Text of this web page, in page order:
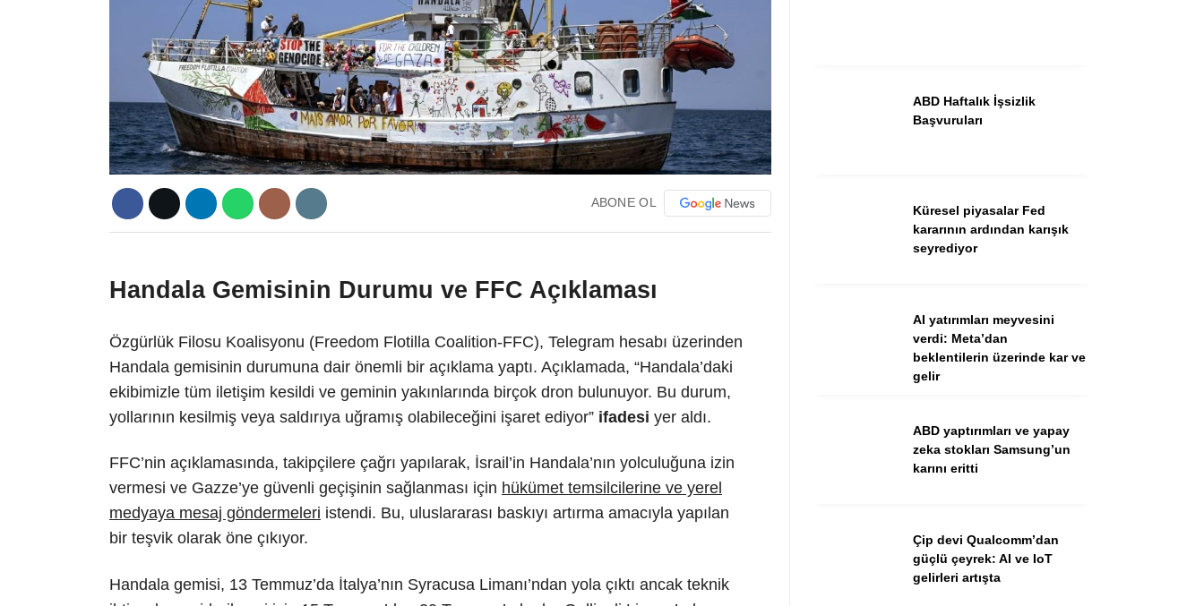
ABONE OL
Handala Gemisinin Durumu ve FFC Açıklaması
Özgürlük Filosu Koalisyonu (Freedom Flotilla Coalition-FFC), Telegram hesabı üzerinden
Handala gemisinin durumuna dair önemli bir açıklama yaptı. Açıklamada, “Handala’daki
ekibimizle tüm iletişim kesildi ve geminin yakınlarında birçok dron bulunuyor. Bu durum,
yollarının kesilmiş veya saldırıya uğramış olabileceğini işaret ediyor” ifadesi yer aldı.
FFC’nin açıklamasında, takipçilere çağrı yapılarak, İsrail’in Handala’nın yolculuğuna izin
vermesi ve Gazze’ye güvenli geçişinin sağlanması için hükümet temsilcilerine ve yerel
medyaya mesaj göndermeleri istendi. Bu, uluslararası baskıyı artırma amacıyla yapılan
bir teşvik olarak öne çıkıyor.
Handala gemisi, 13 Temmuz’da İtalya’nın Syracusa Limanı’ndan yola çıktı ancak teknik
ABD Haftalık İşsizlik
Başvuruları
Küresel piyasalar Fed
kararının ardından karışık
seyrediyor
AI yatırımları meyvesini
verdi: Meta’dan
beklentilerin üzerinde kar ve
gelir
ABD yaptırımları ve yapay
zeka stokları Samsung’un
karını eritti
Çip devi Qualcomm’dan
güçlü çeyrek: AI ve IoT
gelirleri artışta